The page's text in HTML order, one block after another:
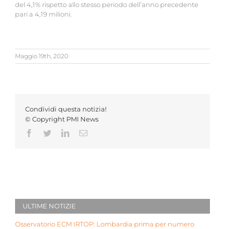
del 4,1% rispetto allo stesso periodo dell’anno precedente
pari a 4,19 milioni.
Maggio 19th, 2020
Condividi questa notizia!
© Copyright PMI News
Facebook
TwitterLinkedInEmail
ULTIME NOTIZIE
Osservatorio ECM IRTOP: Lombardia prima per numero